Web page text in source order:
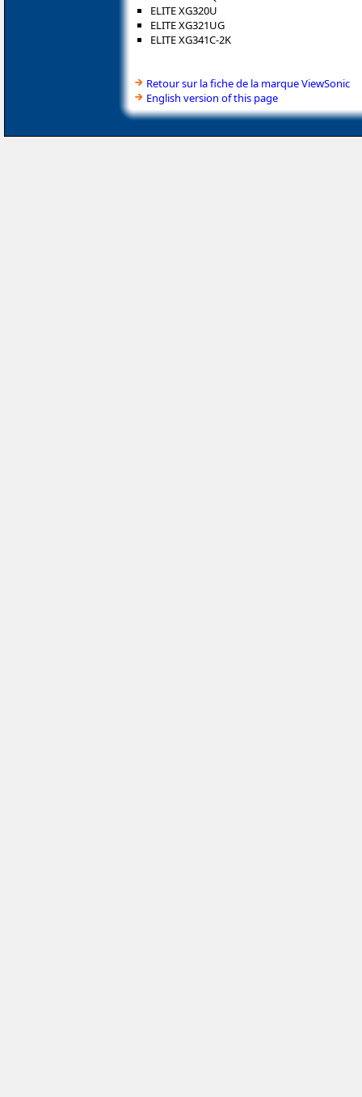
ELITE XG320U
ELITE XG321UG
ELITE XG341C-2K
Retour sur la fiche de la marque ViewSonic
English version of this page